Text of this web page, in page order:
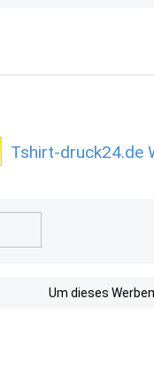
Tshirt-druck24.de
Um dieses